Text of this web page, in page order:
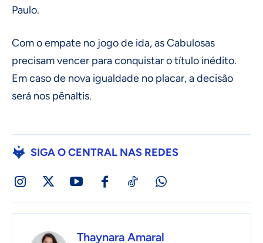
Paulo.
Com o empate no jogo de ida, as Cabulosas
precisam vencer para conquistar o título inédito.
Em caso de nova igualdade no placar, a decisão
será nos pênaltis.
SIGA O CENTRAL NAS REDES
Thaynara Amaral